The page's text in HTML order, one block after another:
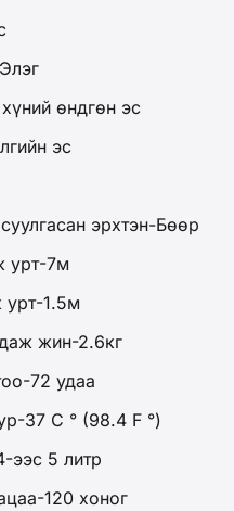
өндгөн эс
эс
эрхтэн-Бөөр
урт-7м
урт-1.5м
жин-2.6кг
72 удаа
37 C ° (98.4 F °)
5 литр
120 хоног